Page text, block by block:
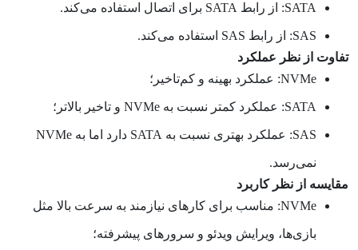
SATA: از رابط SATA برای اتصال استفاده می‌کند.
SAS: از رابط SAS استفاده می‌کند.
تفاوت از نظر عملکرد
NVMe: عملکرد بهینه و کم‌تاخیر؛
SATA: عملکرد کمتر نسبت به NVMe و تاخیر بالاتر؛
SAS: عملکرد بهتری نسبت به SATA دارد اما به NVMe
نمی‌رسد.
مقایسه از نظر کاربرد
NVMe: مناسب برای کارهای نیازمند به سرعت بالا مثل
بازی‌ها، ویرایش ویدئو و سرورهای پیشرفته؛